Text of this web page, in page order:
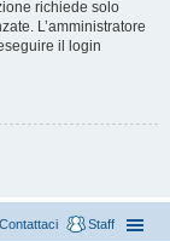
richiede solo
L’amministratore
il login
Staff
Contattaci